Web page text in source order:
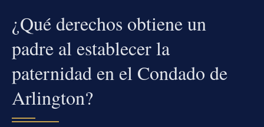
¿Qué derechos obtiene un
padre al establecer la
paternidad en el Condado de
Arlington?